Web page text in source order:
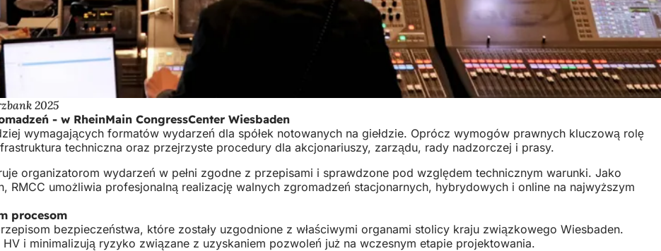
2025
- w RheinMain CongressCenter Wiesbaden
wymagających formatów wydarzeń dla spółek notowanych na giełdzie. Oprócz wymogów prawnych kluczową rolę
techniczna oraz przejrzyste procedury dla akcjonariuszy, zarządu, rady nadzorczej i prasy.
organizatorom wydarzeń w pełni zgodne z przepisami i sprawdzone pod względem technicznym warunki. Jako
RMCC umożliwia profesjonalną realizację walnych zgromadzeń stacjonarnych, hybrydowych i online na najwyższym
procesom
bezpieczeństwa, które zostały uzgodnione z właściwymi organami stolicy kraju związkowego Wiesbaden.
i minimalizują ryzyko związane z uzyskaniem pozwoleń już na wczesnym etapie projektowania.